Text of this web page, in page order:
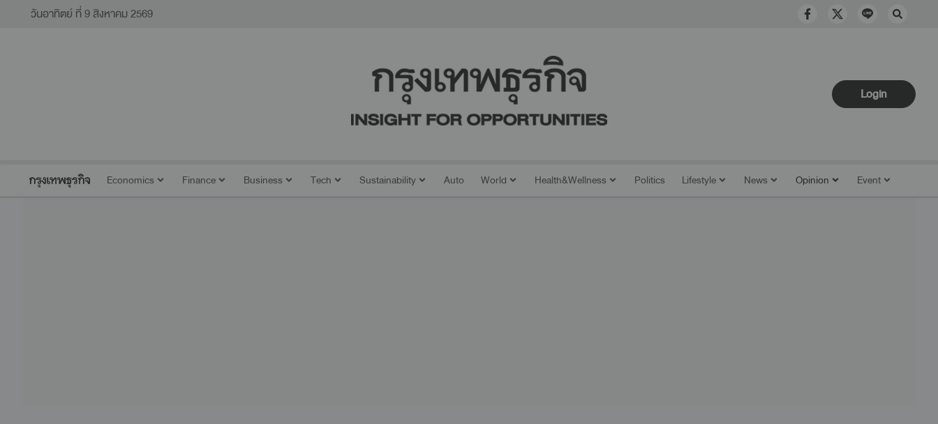
วันอาทิตย์ ที่ 9 สิงหาคม 2569
Login
Economics Finance Business Tech Sustainability Auto World Health&Wellness Politics Lifestyle News Opinion Event